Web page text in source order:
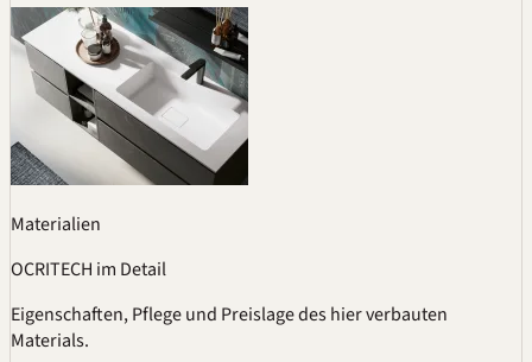
Materialien
OCRITECH im Detail
Eigenschaften, Pflege und Preislage des hier verbauten
Materials.